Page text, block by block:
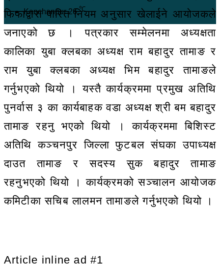
Kanchanpur 26℃
फिफाद्वारा पारित नियम अनुसार खेलाईने आयोजकले
जनाएको छ । पत्रकार सम्मेलनमा अध्यक्षता
कालिका युबा क्लबका अध्यक्ष राम बहादुर तामाङ र
राम युबा क्लबका अध्यक्ष भिम बहादुर तामाङले
गर्नुभएको थियो । यस्तै कार्यक्रममा प्रमुख अतिथि
पुनर्वास ३ का कार्यबाहक वडा अध्यक्ष श्री बम बहादुर
तामाङ रहनु भएको थियो । कार्यक्रममा बिशिस्ट
अतिथि कञ्चनपुर जिल्ला फुटबल संघका उपाध्यक्ष
दाउत तामाङ र सदस्य सुक बहादुर तामाङ
रहनुभएको थियो । कार्यक्रमको सञ्चालन आयोजक
कमिटीका सचिब लालमन तामाङले गर्नुभएको थियो ।
Article inline ad #1